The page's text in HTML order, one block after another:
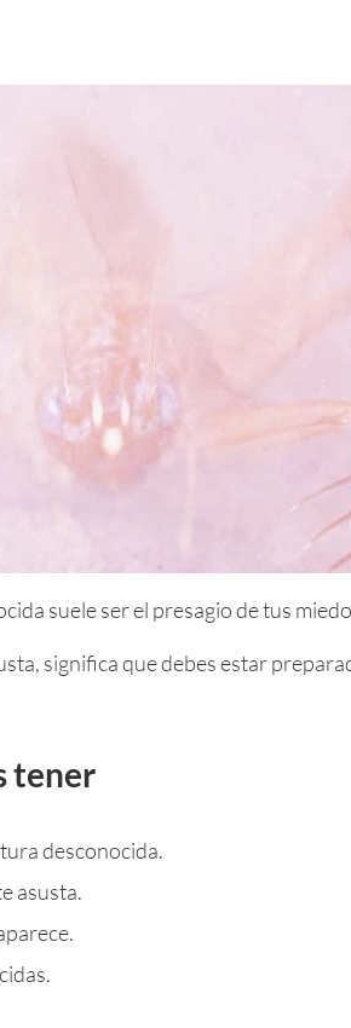
suele ser el presagio de tus
significa que debes estar
tener
desconocida.
asusta.